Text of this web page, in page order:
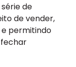
de
de vender,
permitindo